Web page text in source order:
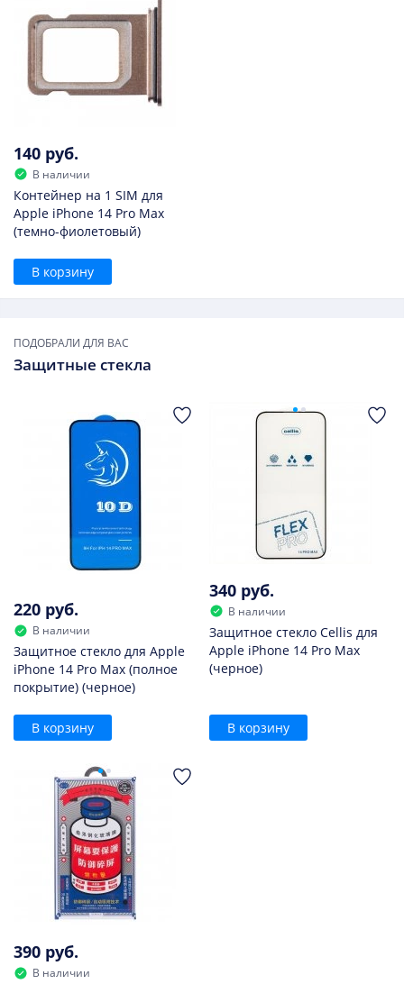
140 руб.
В наличии
Контейнер на 1 SIM для
Apple iPhone 14 Pro Max
(темно-фиолетовый)
В корзину
ПОДОБРАЛИ ДЛЯ ВАС
Защитные стекла
220 руб.
В наличии
Защитное стекло для Apple
iPhone 14 Pro Max (полное
покрытие) (черное)
В корзину
340 руб.
В наличии
Защитное стекло Cellis для
Apple iPhone 14 Pro Max
(черное)
В корзину
390 руб.
В наличии